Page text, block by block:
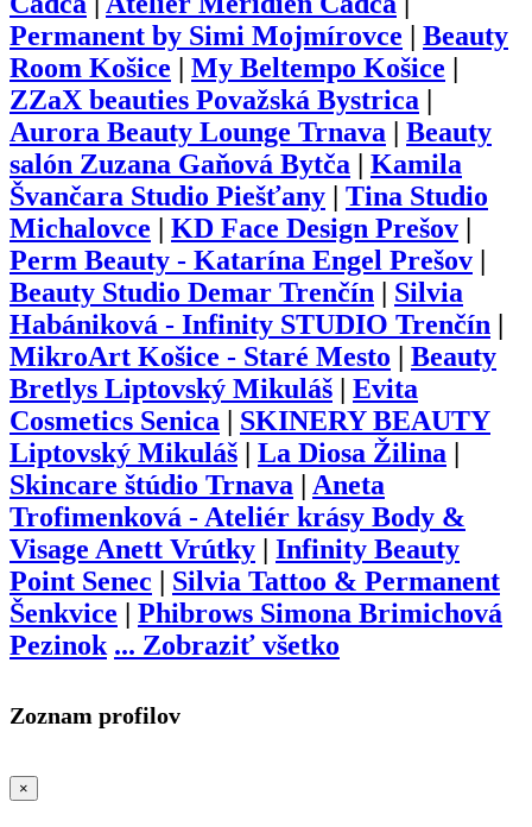
Permanent by Simi Mojmírovce
Beauty
Room Košice
My Beltempo Košice
ZZaX beauties Považská Bystrica
Aurora Beauty Lounge Trnava
Beauty
salón Zuzana Gaňová Bytča
Kamila
Švančara Studio Piešťany
Tina Studio
Michalovce
KD Face Design Prešov
Perm Beauty - Katarína Engel Prešov
Beauty Studio Demar Trenčín
Silvia
Habániková - Infinity STUDIO Trenčín
MikroArt Košice - Staré Mesto
Beauty
Bretlys Liptovský Mikuláš
Evita
Cosmetics Senica
SKINERY BEAUTY
Liptovský Mikuláš
La Diosa Žilina
Skincare štúdio Trnava
Aneta
Trofimenková - Ateliér krásy Body &
Visage Anett Vrútky
Infinity Beauty
Point Senec
Silvia Tattoo & Permanent
Šenkvice
Phibrows Simona Brimichová
Pezinok ... Zobraziť všetko
Zoznam profilov
×